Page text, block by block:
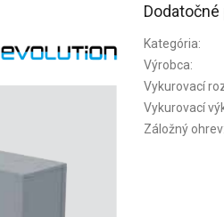
Kategória:
Výrobca:
Vykurovací
Vykurovací
Záložný ohrev